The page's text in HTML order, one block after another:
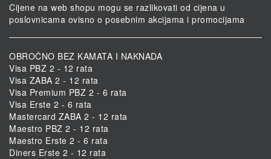
Cijene na web shopu mogu se razlikovati od cijena u
poslovnicama ovisno o posebnim akcijama i promocijama
OBROČNO BEZ KAMATA I NAKNADA
Visa PBZ 2 - 12 rata
Visa ZABA 2 - 12 rata
Visa Premium PBZ 2 - 6 rata
Visa Erste 2 - 6 rata
Mastercard ZABA 2 - 12 rata
Maestro PBZ 2 - 12 rata
Maestro Erste 2 - 6 rata
Diners Erste 2 - 12 rata